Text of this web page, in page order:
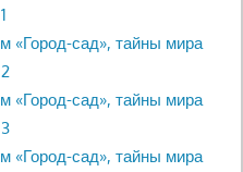
«Город-сад», тайны мира
«Город-сад», тайны мира
«Город-сад», тайны мира